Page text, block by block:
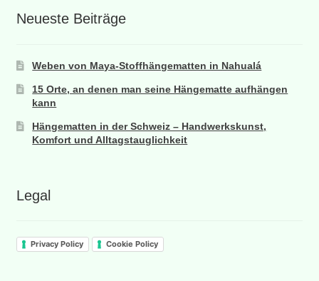
Neueste Beiträge
Weben von Maya-Stoffhängematten in Nahualá
15 Orte, an denen man seine Hängematte aufhängen
kann
Hängematten in der Schweiz – Handwerkskunst,
Komfort und Alltagstauglichkeit
Legal
Privacy Policy Cookie Policy